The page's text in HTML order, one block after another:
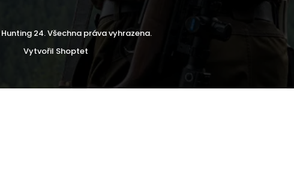
Vytvořil Shoptet
Hunting 24. Všechna práva vyhrazena.